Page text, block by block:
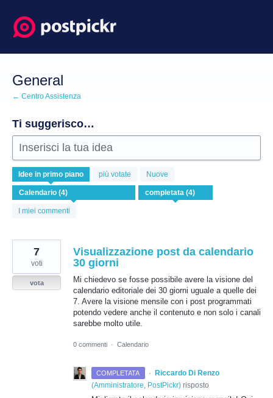
Salta
al
contenuto
General
← Centro Assistenza
Ti suggerisco…
Inserisci la tua idea
Idee in primo piano più votate Nuove
I miei commenti
risultati
trovati
Visualizzazione post da calendario
30 giorni
Mi chiedevo se fosse possibile avere la visione del
calendario editoriale dei 30 giorni uguale a quelle dei
7. Avere la visione mensile con i post programmati
potendo vedere anche il contenuto e non solo i canali
sarebbe molto utile.
7
voti
vota
0 commenti · Calendario
COMPLETATA ·
Riccardo Di Renzo
(Amministratore, PostPickr) risposto